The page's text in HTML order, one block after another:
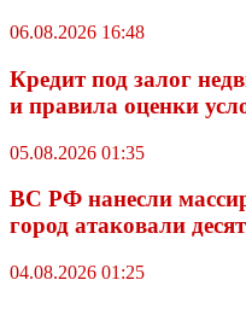
06.08.2026 16:48
Кредит под залог
и правила оценки
05.08.2026 01:35
ВС РФ нанесли
город атаковали
04.08.2026 01:25